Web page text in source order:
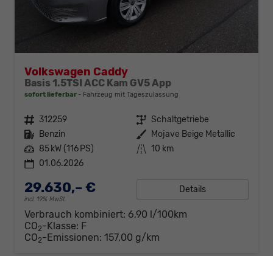
Volkswagen Caddy
Basis 1.5TSI ACC Kam GV5 App
sofort lieferbar Fahrzeug mit Tageszulassung
Fahrzeugnr. 312259 Getriebe Schaltgetriebe
Kraftstoff Benzin Außenfarbe Mojave Beige Metallic
Leistung 85 kW (116 PS) Kilometerstand 10 km
01.06.2026
29.630,– €
incl. 19% MwSt.
Details
Verbrauch kombiniert: 6,90 l/100km
CO2-Klasse: F
CO2-Emissionen: 157,00 g/km